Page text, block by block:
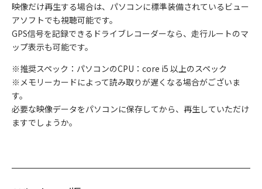
映像だけ再生する場合は、パソコンに標準装備されているビュー
アソフトでも視聴可能です。
GPS信号を記録できるドライブレコーダーなら、走行ルートのマ
ップ表示も可能です。
※推奨スペック：パソコンのCPU：core i5 以上のスペック
※メモリーカードによって読み取りが遅くなる場合がございま
す。
必要な映像データをパソコンに保存してから、再生していただけ
ますでしょうか。